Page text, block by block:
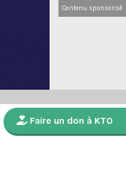
Contenu sponsorisé
Faire un don à KTO